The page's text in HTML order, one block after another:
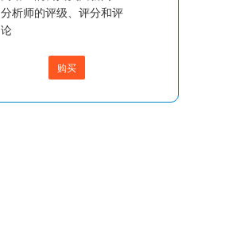
分析师的评级、评分和评
论
购买